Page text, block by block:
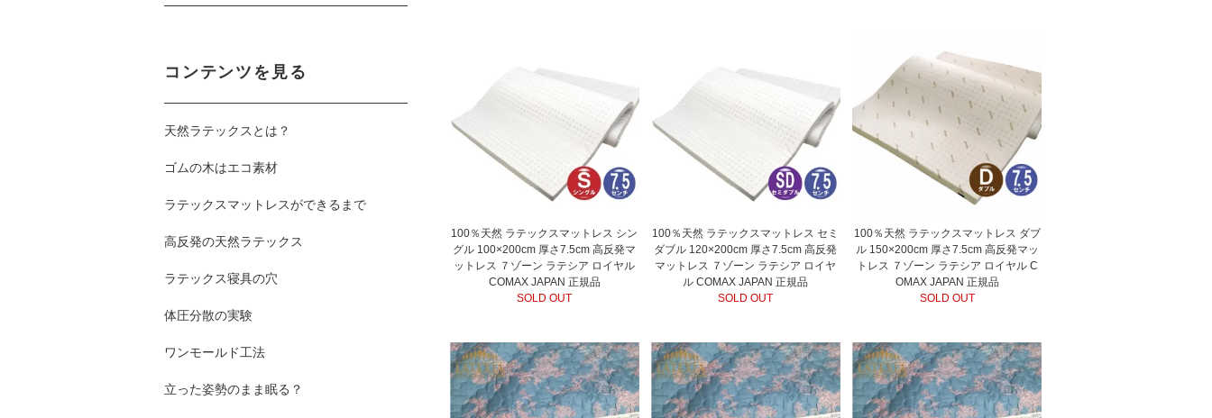
100％天然 ラテックスマットレス シン
グル 100×200cm 厚さ7.5cm 高反発マ
ットレス ７ゾーン ラテシア ロイヤル
COMAX JAPAN 正規品
SOLD OUT
100％天然 ラテックスマットレス セミ
ダブル 120×200cm 厚さ7.5cm 高反発
マットレス ７ゾーン ラテシア ロイヤ
ル COMAX JAPAN 正規品
SOLD OUT
100％天然 ラテックスマットレス ダブ
ル 150×200cm 厚さ7.5cm 高反発マッ
トレス ７ゾーン ラテシア ロイヤル C
OMAX JAPAN 正規品
SOLD OUT
コンテンツを見る
天然ラテックスとは？
ゴムの木はエコ素材
ラテックスマットレスができるまで
高反発の天然ラテックス
ラテックス寝具の穴
体圧分散の実験
ワンモールド工法
立った姿勢のまま眠る？